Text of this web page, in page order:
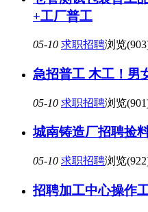
+工厂普工
05-10 求职招聘浏览
急招普工 木工！男
05-10 求职招聘浏览
城南铸造厂招聘捡
05-10 求职招聘浏览
招聘加工中心操作